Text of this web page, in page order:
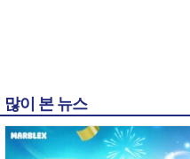
많이 본 뉴스